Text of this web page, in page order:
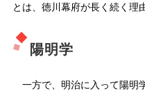
とは、徳川幕府が長く続く理
陽明学
一方で、明治に入って陽明